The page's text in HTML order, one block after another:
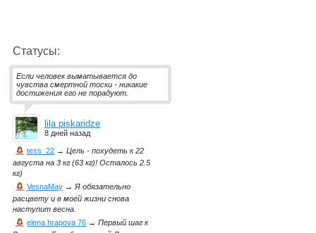
Статусы:
Если человек выматывается до
чувства смертной тоски - никакие
достижения его не порадуют.
lila piskaridze
8 дней назад
tess_22 → Цель - похудеть к 22
августа на 3 кг (63 кг)! Осталось 2.5
кг)
VesnaMay →Я обязательно
расцвету и в моей жизни снова
наступит весна.
elena hrapova 76 → Первый шаг к